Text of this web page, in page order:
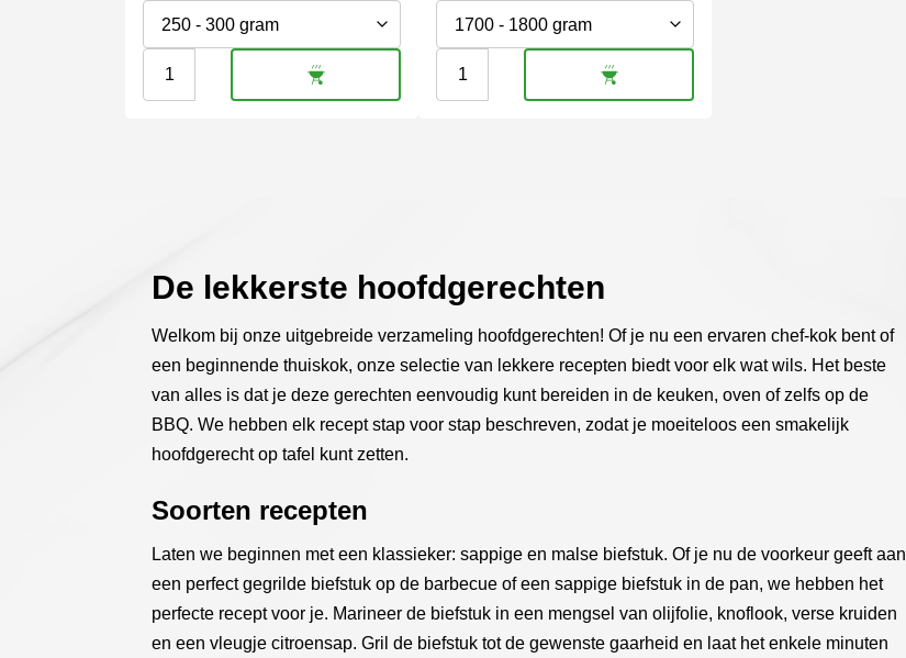
Flat
iron
worden
op
Picanha
|
worden
op
De lekkerste hoofdgerechten
Welkom bij onze uitgebreide verzameling hoofdgerechten! Of je nu een ervaren chef-kok bent of
een beginnende thuiskok, onze selectie van lekkere recepten biedt voor elk wat wils. Het beste
van alles is dat je deze gerechten eenvoudig kunt bereiden in de keuken, oven of zelfs op de
BBQ. We hebben elk recept stap voor stap beschreven, zodat je moeiteloos een smakelijk
hoofdgerecht op tafel kunt zetten.
Soorten recepten
Laten we beginnen met een klassieker: sappige en malse biefstuk. Of je nu de voorkeur geeft aan
een perfect gegrilde biefstuk op de barbecue of een sappige biefstuk in de pan, we hebben het
perfecte recept voor je. Marineer de biefstuk in een mengsel van olijfolie, knoflook, verse kruiden
en een vleugje citroensap. Gril de biefstuk tot de gewenste gaarheid en laat het enkele minuten